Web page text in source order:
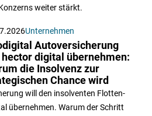
weiter stärkt.
Unternehmen
Autoversicherung
digital übernehmen:
die Insolvenz zur
Chance wird
will den insolventen Flotten-
übernehmen. Warum der Schritt